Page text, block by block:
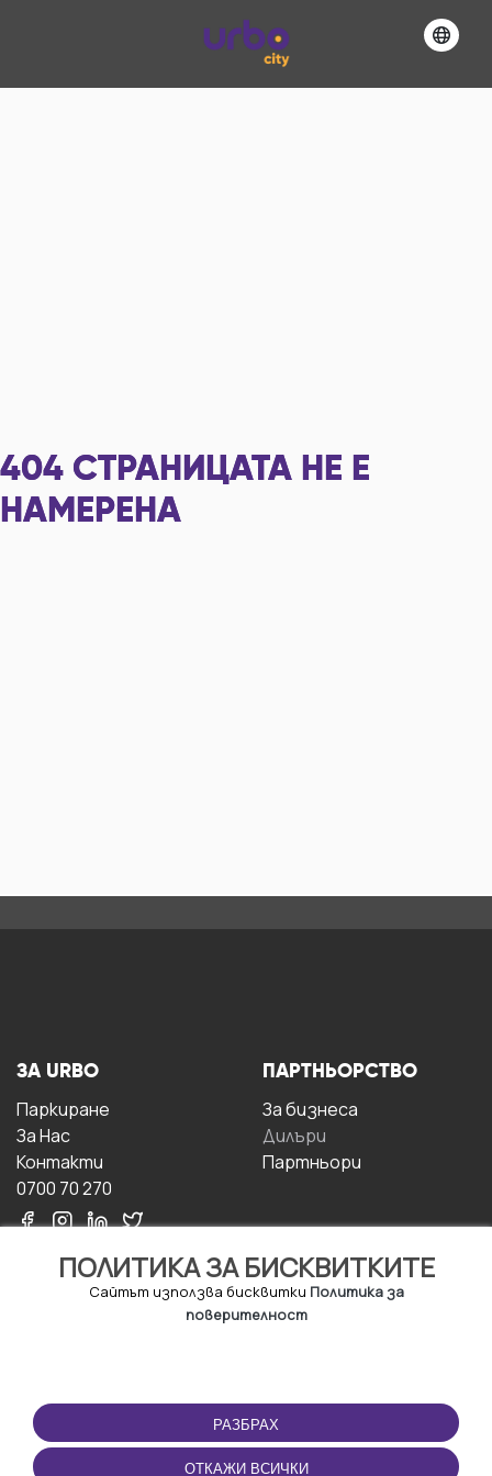
404 СТРАНИЦАТА НЕ Е
НАМЕРЕНА
ПОЛИТИКА ЗА БИСКВИТКИТЕ
Сайтът използва бисквитки Политика за
поверителност
РАЗБРАХ
ОТКАЖИ ВСИЧКИ
ЗА URBO
Паркиране
За Hас
Контакти
0700 70 270
ПАРТНЬОРСТВО
За бизнесa
Дилъри
Партньори
ПОЛЗВАНЕ
Правила и условия за
ползване
ПРИЛОЖЕНИЕТО